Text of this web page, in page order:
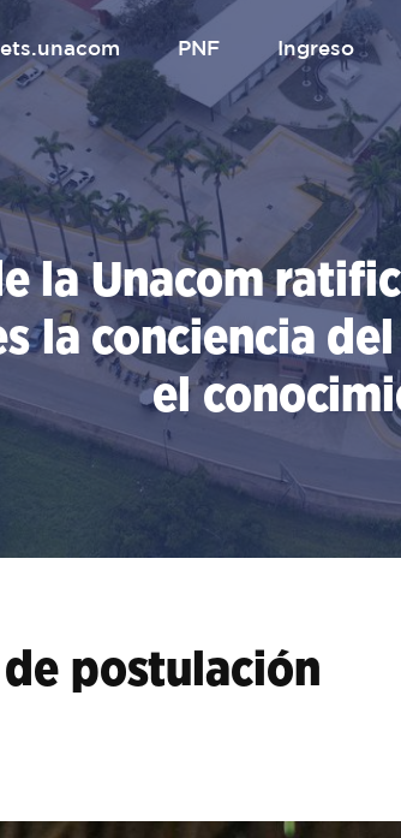
nets.unacom PNF Ingreso
la Unacom
la conciencia
el
postulación